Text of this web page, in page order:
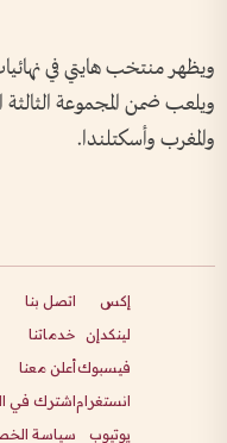
ويظهر منتخب هايتي في
ويلعب ضمن المجموعة الثالثة
والمغرب وأسكتلندا.
إكس
لينكدإن
فيسبوك
انستغرام
يوتيوب
اتصل بنا
خدماتنا
أعلن معنا
اشترك في
سياسة